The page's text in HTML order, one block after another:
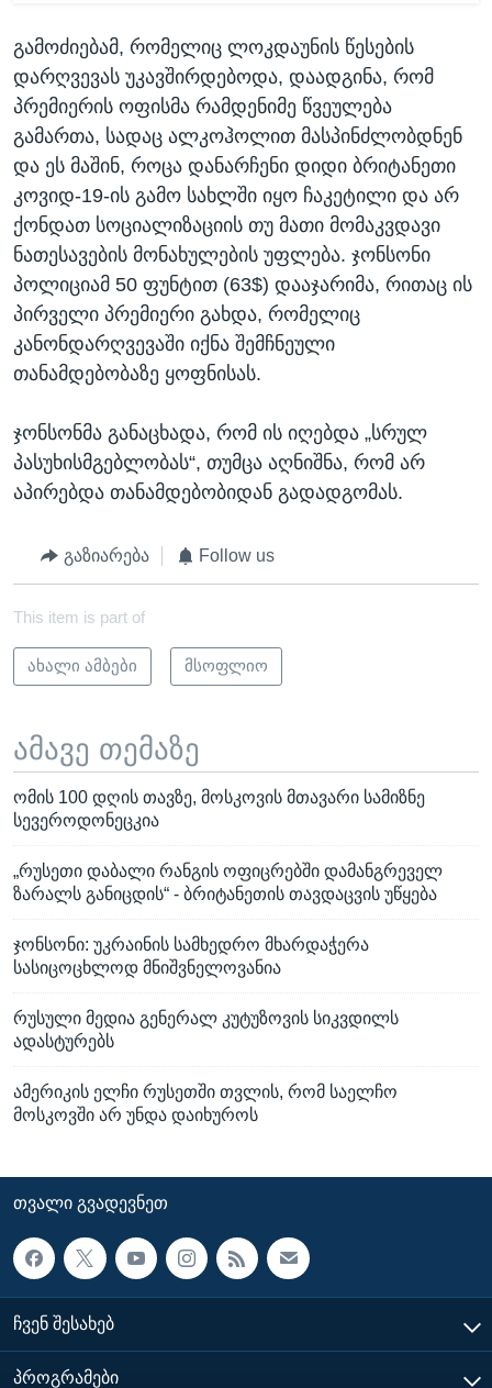
გამოძიებამ, რომელიც ლოკდაუნის წესების
დარღვევას უკავშირდებოდა, დაადგინა, რომ
პრემიერის ოფისმა რამდენიმე წვეულება
გამართა, სადაც ალკოჰოლით მასპინძლობდნენ
და ეს მაშინ, როცა დანარჩენი დიდი ბრიტანეთი
კოვიდ-19-ის გამო სახლში იყო ჩაკეტილი და არ
ქონდათ სოციალიზაციის თუ მათი მომაკვდავი
ნათესავების მონახულების უფლება. ჯონსონი
პოლიციამ 50 ფუნტით (63$) დააჯარიმა, რითაც ის
პირველი პრემიერი გახდა, რომელიც
კანონდარღვევაში იქნა შემჩნეული
თანამდებობაზე ყოფნისას.
ჯონსონმა განაცხადა, რომ ის იღებდა „სრულ
პასუხისმგებლობას“, თუმცა აღნიშნა, რომ არ
აპირებდა თანამდებობიდან გადადგომას.
გაზიარება Follow us
This item is part of
ახალი ამბები მსოფლიო
ამავე თემაზე
ომის 100 დღის თავზე, მოსკოვის მთავარი სამიზნე
სევეროდონეცკია
„რუსეთი დაბალი რანგის ოფიცრებში დამანგრეველ
ზარალს განიცდის“ - ბრიტანეთის თავდაცვის უწყება
ჯონსონი: უკრაინის სამხედრო მხარდაჭერა
სასიცოცხლოდ მნიშვნელოვანია
რუსული მედია გენერალ კუტუზოვის სიკვდილს
ადასტურებს
ამერიკის ელჩი რუსეთში თვლის, რომ საელჩო
მოსკოვში არ უნდა დაიხუროს
ᲗᲕᲐᲚᲘ ᲒᲕᲐᲓᲔᲕᲜᲔᲗ
ᲩᲕᲔᲜ ᲨᲔᲡᲐᲮᲔᲑ
ᲞᲠᲝᲒᲠᲐᲛᲔᲑᲘ